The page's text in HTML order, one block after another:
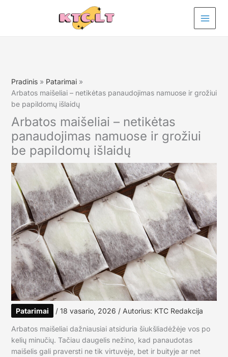
Pradinis
Patarimai
Arbatos maišeliai – netikėtas panaudojimas namuose ir grožiui
be papildomų išlaidų
Arbatos maišeliai – netikėtas
panaudojimas namuose ir grožiui
be papildomų išlaidų
Patarimai / 18 vasario, 2026 / Autorius: KTC Redakcija
Arbatos maišeliai dažniausiai atsiduria šiukšliadėžėje vos po
kelių minučių. Tačiau daugelis nežino, kad panaudotas
maišelis gali praversti ne tik virtuvėje, bet ir buityje ar net